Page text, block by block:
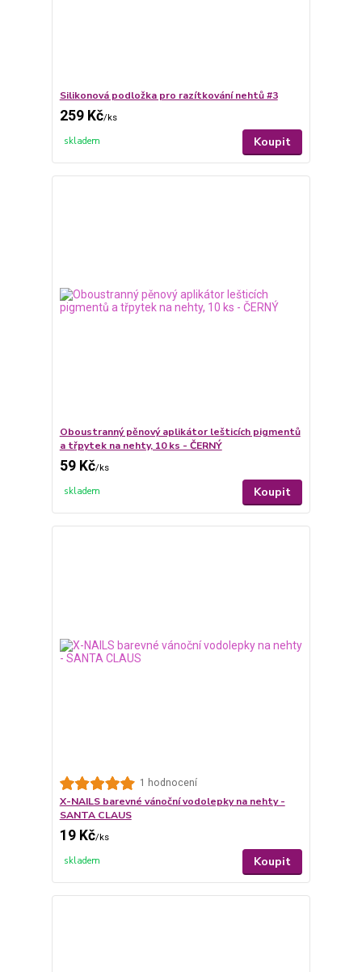
Silikonová podložka pro razítkování nehtů #3
259 Kč/ks
skladem Koupit
Oboustranný pěnový aplikátor lešticích pigmentů
a třpytek na nehty, 10 ks - ČERNÝ
59 Kč/ks
skladem Koupit
1 hodnocení
X-NAILS barevné vánoční vodolepky na nehty -
SANTA CLAUS
19 Kč/ks
skladem Koupit